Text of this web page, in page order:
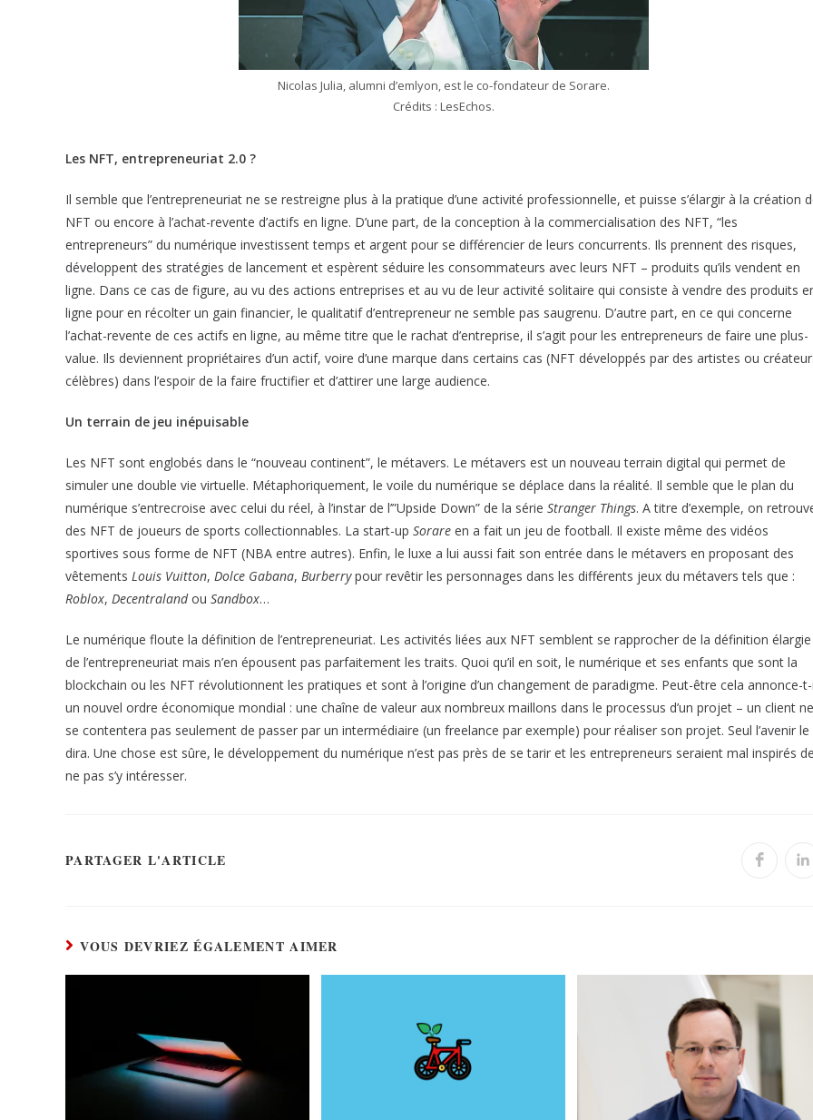
Nicolas Julia, alumni d’emlyon, est le co-fondateur de Sorare.
Crédits : LesEchos.
Les NFT, entrepreneuriat 2.0 ?
Il semble que l’entrepreneuriat ne se restreigne plus à la pratique d’une activité professionnelle, et puisse s’élargir à la création
NFT ou encore à l’achat-revente d’actifs en ligne. D’une part, de la conception à la commercialisation des NFT, “les
entrepreneurs” du numérique investissent temps et argent pour se différencier de leurs concurrents. Ils prennent des risques,
développent des stratégies de lancement et espèrent séduire les consommateurs avec leurs NFT – produits qu’ils vendent en
ligne. Dans ce cas de figure, au vu des actions entreprises et au vu de leur activité solitaire qui consiste à vendre des produits
ligne pour en récolter un gain financier, le qualitatif d’entrepreneur ne semble pas saugrenu. D’autre part, en ce qui concerne
l’achat-revente de ces actifs en ligne, au même titre que le rachat d’entreprise, il s’agit pour les entrepreneurs de faire une plus-
value. Ils deviennent propriétaires d’un actif, voire d’une marque dans certains cas (NFT développés par des artistes ou
célèbres) dans l’espoir de la faire fructifier et d’attirer une large audience.
Un terrain de jeu inépuisable
Les NFT sont englobés dans le “nouveau continent”, le métavers. Le métavers est un nouveau terrain digital qui permet de
simuler une double vie virtuelle. Métaphoriquement, le voile du numérique se déplace dans la réalité. Il semble que le plan du
numérique s’entrecroise avec celui du réel, à l’instar de l’”Upside Down” de la série Stranger Things. A titre d’exemple, on
des NFT de joueurs de sports collectionnables. La start-up Sorare en a fait un jeu de football. Il existe même des vidéos
sportives sous forme de NFT (NBA entre autres). Enfin, le luxe a lui aussi fait son entrée dans le métavers en proposant des
vêtements Louis Vuitton, Dolce Gabana, Burberrypour revêtir les personnages dans les différents jeux du métavers tels que :
Roblox, Decentralandou Sandbox…
Le numérique floute la définition de l’entrepreneuriat. Les activités liées aux NFT semblent se rapprocher de la définition élargie
de l’entrepreneuriat mais n’en épousent pas parfaitement les traits. Quoi qu’il en soit, le numérique et ses enfants que sont la
blockchain ou les NFT révolutionnent les pratiques et sont à l’origine d’un changement de paradigme. Peut-être cela annonce-
un nouvel ordre économique mondial : une chaîne de valeur aux nombreux maillons dans le processus d’un projet – un client ne
se contentera pas seulement de passer par un intermédiaire (un freelance par exemple) pour réaliser son projet. Seul l’avenir le
dira. Une chose est sûre, le développement du numérique n’est pas près de se tarir et les entrepreneurs seraient mal inspirés
ne pas s’y intéresser.
PARTAGER L'ARTICLE
VOUS DEVRIEZ ÉGALEMENT AIMER